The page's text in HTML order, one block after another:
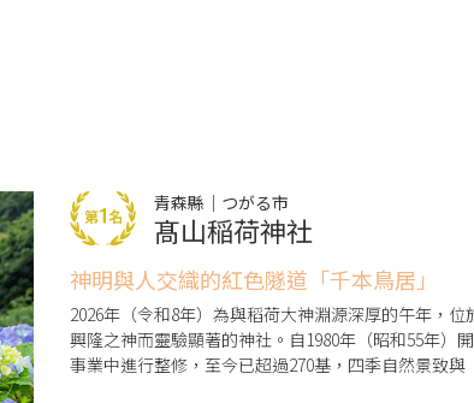
青森縣｜つがる市
髙山稲荷神社
神明與人交織的紅色隧道「千本鳥居」
2026年（令和8年）為與稻荷大神淵源深厚的午年，
興隆之神而靈驗顯著的神社。自1980年（昭和55年）
事業中進行整修，至今已超過270基，四季自然景致
著來訪者的心。從6月到7月，清涼的紫陽花與睡蓮